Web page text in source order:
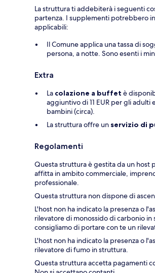
La struttura ti addebiterà i seguenti
partenza. I supplementi potrebbero
applicabili:
Il Comune applica una tassa di
persona, a notte. Sono esenti i
Extra
La colazione a buffet è
aggiuntivo di 11 EUR per gli adulti
bambini (circa).
La struttura offre un servizio di
Regolamenti
Questa struttura è gestita da un host
affitta in ambito commerciale,
professionale.
Questa struttura non dispone di
L'host non ha indicato la presenza o
rilevatore di monossido di carbonio in
consigliamo di portare con te un
L'host non ha indicato la presenza o
rilevatore di fumo in struttura.
Questa struttura accetta pagamenti